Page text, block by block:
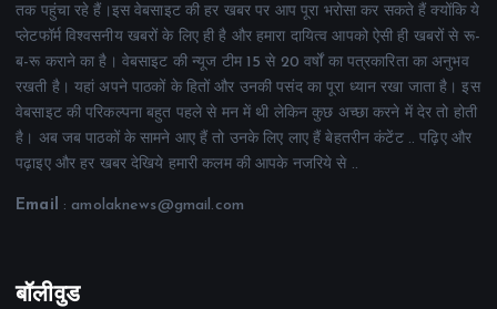
तक पहुंचा रहे हैं।इस वेबसाइट की हर खबर पर आप पूरा भरोसा कर सकते हैं क्योंकि ये
प्लेटफॉर्म विश्वसनीय खबरों के लिए ही है और हमारा दायित्व आपको ऐसी ही खबरों से रू-
ब-रू कराने का है। वेबसाइट की न्यूज टीम 15 से 20 वर्षों का पत्रकारिता का अनुभव
रखती है। यहां अपने पाठकों के हितों और उनकी पसंद का पूरा ध्यान रखा जाता है। इस
वेबसाइट की परिकल्पना बहुत पहले से मन में थी लेकिन कुछ अच्छा करने में देर तो होती
है। अब जब पाठकों के सामने आए हैं तो उनके लिए लाए हैं बेहतरीन कंटेंट .. पढ़िए और
पढ़ाइए और हर खबर देखिये हमारी कलम की आपके नजरिये से ..
Email : amolaknews@gmail.com
बॉलीवुड